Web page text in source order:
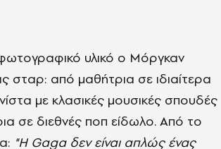
υλικό ο Μόργκαν
σταρ: από μαθήτρια σε ιδιαίτερα
με κλασικές μουσικές σπουδές
σε διεθνές ποπ είδωλο. Από το
"Η Gaga δεν είναι απλώς ένας